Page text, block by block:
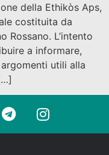
della Ethikòs Aps,
costituita da
Rossano. L’intento
a informare,
utili alla